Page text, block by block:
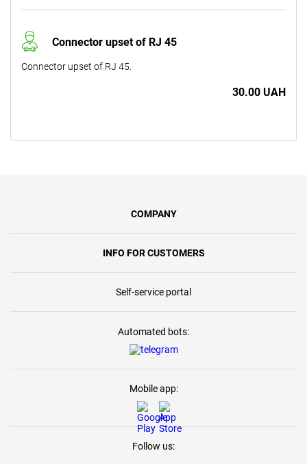
Connector upset of RJ 45
Connector upset of RJ 45.
30.00 UAH
COMPANY
INFO FOR CUSTOMERS
Self-service portal
Automated bots:
Mobile app:
Follow us: